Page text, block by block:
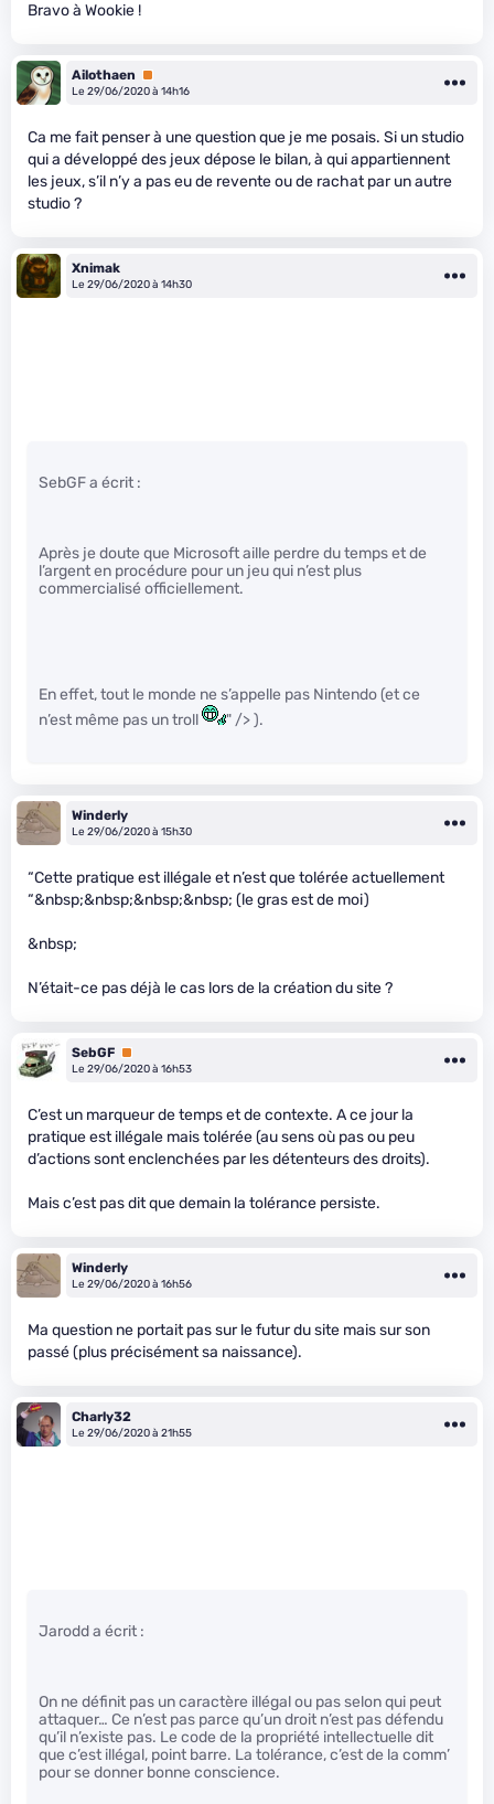
Bravo à Wookie !
Ailothaen
Premium
Le 29/06/2020 à 14h16
Ca me fait penser à une question que je me posais. Si un studio
qui a développé des jeux dépose le bilan, à qui appartiennent
les jeux, s’il n’y a pas eu de revente ou de rachat par un autre
studio ?
Xnimak
Le 29/06/2020 à 14h30
SebGF a écrit :
Après je doute que Microsoft aille perdre du temps et de
l’argent en procédure pour un jeu qui n’est plus
commercialisé officiellement.
En effet, tout le monde ne s’appelle pas Nintendo (et ce
n’est même pas un troll
" /> ).
Winderly
Le 29/06/2020 à 15h30
“Cette pratique est illégale et n’est que tolérée actuellement
“&nbsp;&nbsp;&nbsp;&nbsp; (le gras est de moi)
&nbsp;
N’était-ce pas déjà le cas lors de la création du site ?
SebGF Premium
Le 29/06/2020 à 16h53
C’est un marqueur de temps et de contexte. A ce jour la
pratique est illégale mais tolérée (au sens où pas ou peu
d’actions sont enclenchées par les détenteurs des droits).
Mais c’est pas dit que demain la tolérance persiste.
Winderly
Le 29/06/2020 à 16h56
Ma question ne portait pas sur le futur du site mais sur son
passé (plus précisément sa naissance).
Charly32
Le 29/06/2020 à 21h55
Jarodd a écrit :
On ne définit pas un caractère illégal ou pas selon qui peut
attaquer… Ce n’est pas parce qu’un droit n’est pas défendu
qu’il n’existe pas. Le code de la propriété intellectuelle dit
que c’est illégal, point barre. La tolérance, c’est de la comm’
pour se donner bonne conscience.